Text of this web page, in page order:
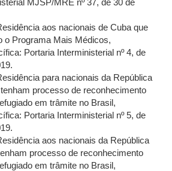
MJSP/MRE nº 37, de 30 de
aos nacionais de Cuba que
o Programa Mais Médicos,
Portaria Interministerial nº 4, de
para nacionais da República
processo de reconhecimento
em trâmite no Brasil,
Portaria Interministerial nº 5, de
aos nacionais da República
processo de reconhecimento
em trâmite no Brasil,